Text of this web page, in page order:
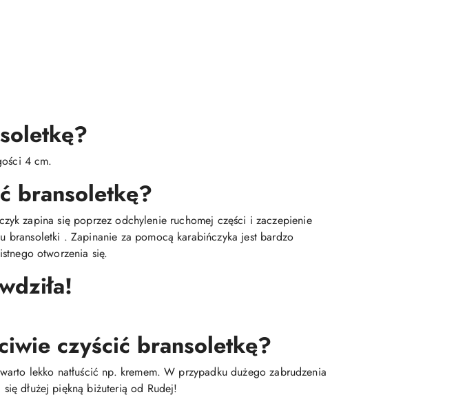
4 cm.
bransoletkę?
zapina się poprzez odchylenie ruchomej części i zaczepienie
bransoletki . Zapinanie za pomocą karabińczyka jest bardzo
otworzenia się.
czyścić bransoletkę?
lekko natłuścić np. kremem. W przypadku dużego zabrudzenia
dłużej piękną biżuterią od Rudej!